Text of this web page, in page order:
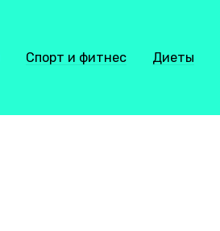
Спорт и фитнес Диеты